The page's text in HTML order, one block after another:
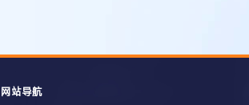
网站导航